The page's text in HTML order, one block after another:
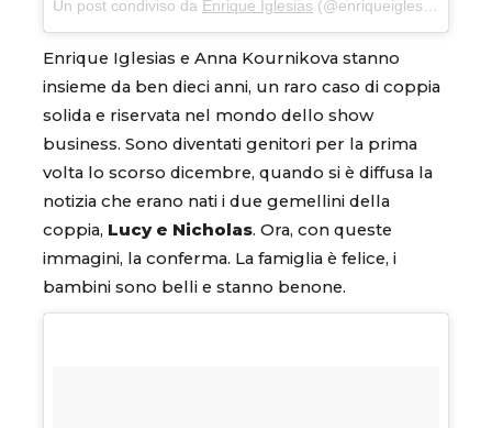
Un post condiviso da Enrique Iglesias (@enriqueiglesias) in data:
Enrique Iglesias e Anna Kournikova stanno
insieme da ben dieci anni, un raro caso di coppia
solida e riservata nel mondo dello show
business. Sono diventati genitori per la prima
volta lo scorso dicembre, quando si è diffusa la
notizia che erano nati i due gemellini della
coppia, Lucy e Nicholas. Ora, con queste
immagini, la conferma. La famiglia è felice, i
bambini sono belli e stanno benone.